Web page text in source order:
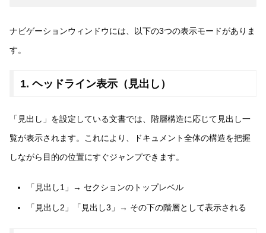
ナビゲーションウィンドウには、以下の3つの表示モードがありま
す。
1. ヘッドライン表示（見出し）
「見出し」を設定している文書では、階層構造に応じて見出し一
覧が表示されます。これにより、ドキュメント全体の構造を把握
しながら目的の位置にすぐジャンプできます。
「見出し1」→ セクションのトップレベル
「見出し2」「見出し3」→ その下の階層として表示される